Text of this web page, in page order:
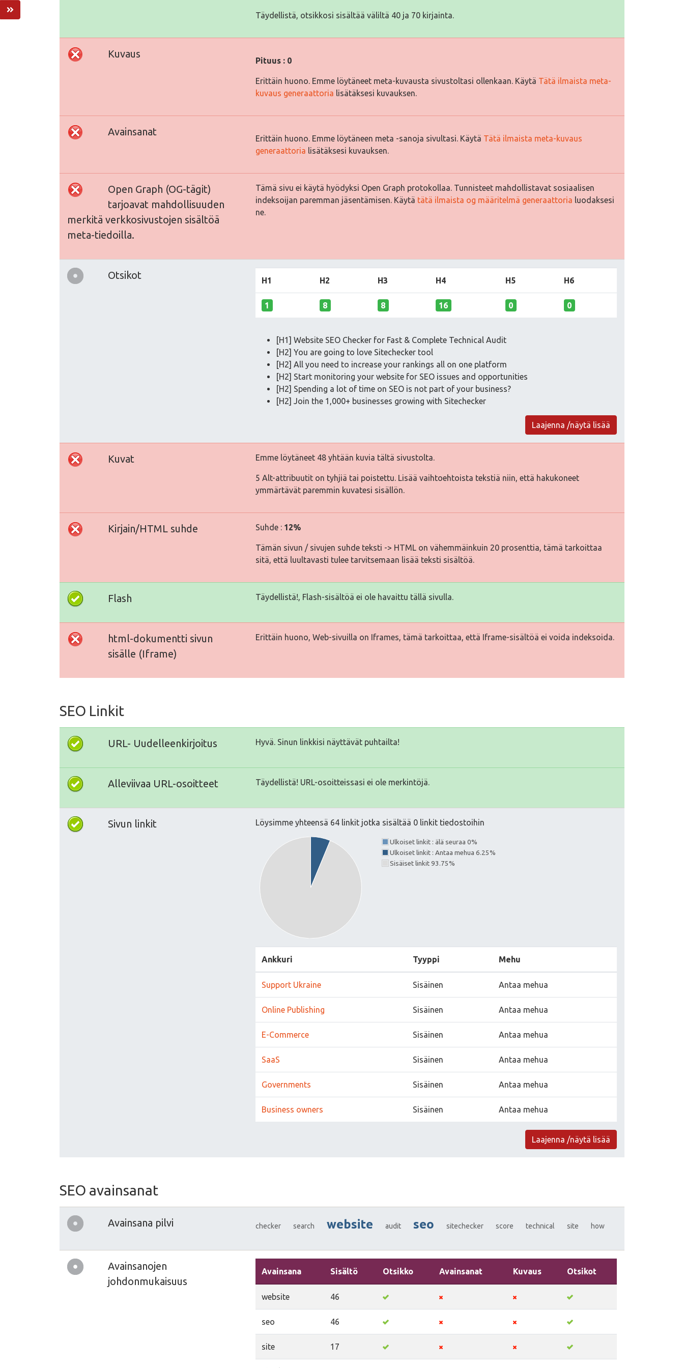
Täydellistä, otsikkosi sisältää väliltä 40 ja 70 kirjainta.
Kuvaus
Pituus : 0
Erittäin huono. Emme löytäneet meta-kuvausta sivustoltasi ollenkaan. Käytä Tätä ilmaista meta-
kuvaus generaattoria lisätäksesi kuvauksen.
Avainsanat
Erittäin huono. Emme löytäneen meta -sanoja sivultasi. Käytä Tätä ilmaista meta-kuvaus
generaattoria lisätäksesi kuvauksen.
Open Graph (OG-tägit)
tarjoavat mahdollisuuden
merkitä verkkosivustojen sisältöä
meta-tiedoilla.
Tämä sivu ei käytä hyödyksi Open Graph protokollaa. Tunnisteet mahdollistavat sosiaalisen
indeksoijan paremman jäsentämisen. Käytä tätä ilmaista og määritelmä generaattoria luodaksesi
ne.
Otsikot H1 H2 H3 H4 H5 H6
1 8 8 16 0 0
[H1] Website SEO Checker for Fast & Complete Technical Audit
[H2] You are going to love Sitechecker tool
[H2] All you need to increase your rankings all on one platform
[H2] Start monitoring your website for SEO issues and opportunities
[H2] Spending a lot of time on SEO is not part of your business?
[H2] Join the 1,000+ businesses growing with Sitechecker
Laajenna /näytä lisää
Kuvat Emme löytäneet 48 yhtään kuvia tältä sivustolta.
5 Alt-attribuutit on tyhjiä tai poistettu. Lisää vaihtoehtoista tekstiä niin, että hakukoneet
ymmärtävät paremmin kuvatesi sisällön.
Kirjain/HTML suhde Suhde : 12%
Tämän sivun / sivujen suhde teksti -> HTML on vähemmäinkuin 20 prosenttia, tämä tarkoittaa
sitä, että luultavasti tulee tarvitsemaan lisää teksti sisältöä.
Flash Täydellistä!, Flash-sisältöä ei ole havaittu tällä sivulla.
html-dokumentti sivun
sisälle (Iframe)
Erittäin huono, Web-sivuilla on Iframes, tämä tarkoittaa, että Iframe-sisältöä ei voida indeksoida.
SEO Linkit
URL- Uudelleenkirjoitus Hyvä. Sinun linkkisi näyttävät puhtailta!
Alleviivaa URL-osoitteet Täydellistä! URL-osoitteissasi ei ole merkintöjä.
Sivun linkit Löysimme yhteensä 64 linkit jotka sisältää 0 linkit tiedostoihin
Ulkoiset linkit : älä seuraa 0%
Ulkoiset linkit : Antaa mehua 6.25%
Sisäiset linkit 93.75%
Ankkuri Tyyppi Mehu
Support Ukraine Sisäinen Antaa mehua
Online Publishing Sisäinen Antaa mehua
E-Commerce Sisäinen Antaa mehua
SaaS Sisäinen Antaa mehua
Governments Sisäinen Antaa mehua
Business owners Sisäinen Antaa mehua
Laajenna /näytä lisää
SEO avainsanat
Avainsana pilvi checker search website audit seo sitechecker score technical site how
Avainsanojen
johdonmukaisuus
Avainsana Sisältö Otsikko Avainsanat Kuvaus Otsikot
website 46
seo 46
site 17